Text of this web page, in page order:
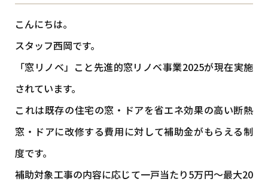
こんにちは。
スタッフ西岡です。
「窓リノベ」こと先進的窓リノベ事業2025が現在実施
されています。
これは既存の住宅の窓・ドアを省エネ効果の高い断熱
窓・ドアに改修する費用に対して補助金がもらえる制
度です。
補助対象工事の内容に応じて一戸当たり5万円～最大20